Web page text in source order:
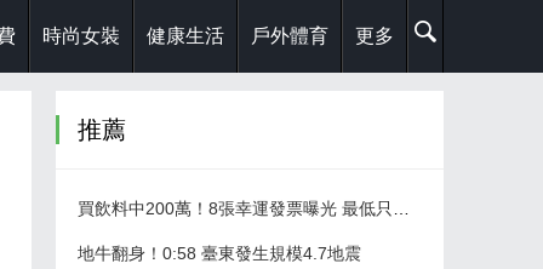
時尚女裝 健康生活 戶外體育 更多
推薦
地牛翻身！0:58 臺東發生規模4.7地震